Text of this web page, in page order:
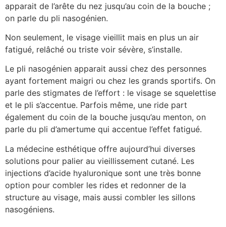
apparait de l’arête du nez jusqu’au coin de la bouche ;
on parle du pli nasogénien.
Non seulement, le visage vieillit mais en plus un air
fatigué, relâché ou triste voir sévère, s’installe.
Le pli nasogénien apparait aussi chez des personnes
ayant fortement maigri ou chez les grands sportifs. On
parle des stigmates de l’effort : le visage se squelettise
et le pli s’accentue. Parfois même, une ride part
également du coin de la bouche jusqu’au menton, on
parle du pli d’amertume qui accentue l’effet fatigué.
La médecine esthétique offre aujourd’hui diverses
solutions pour palier au vieillissement cutané. Les
injections d’acide hyaluronique sont une très bonne
option pour combler les rides et redonner de la
structure au visage, mais aussi combler les sillons
nasogéniens.